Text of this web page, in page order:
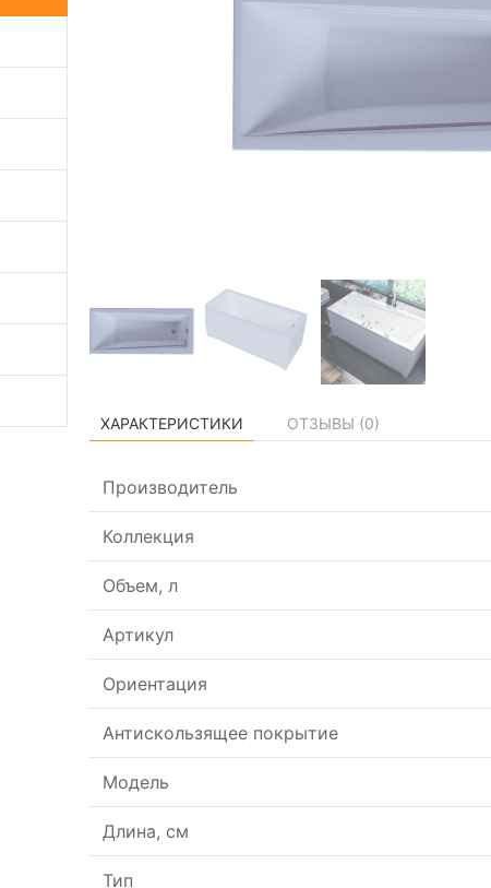
ХАРАКТЕРИСТИКИ ОТЗЫВЫ (0)
Производитель
Коллекция
Объем, л
Артикул
Ориентация
Антискользящее покрытие
Модель
Длина, см
Тип